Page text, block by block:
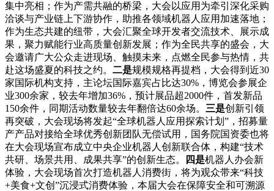
集中亮相；作为产需共融的桥梁，大会以应用为牵引深化采购
洽谈与产业链上下游协作，助推各领域机器人应用加速落地；
作为生态共建的纽带，大会汇聚全球开发者交流技术、展示成
果，聚力赋能行业高质量创新发展；作为全民共享的盛会，大
会邀请广大公众走进现场、触摸未来，点燃全民参与热情，共
赴这场盛夏的科技之约。 二是规模规格再提档，大会得到近30
家国际机构支持，主论坛国际嘉宾占比达30%，博览会参展企
业300余家，较去年增加36%，预计展品超2000件，首发新品
150余件，同期活动数量较去年翻倍达60余场。 三是创新引领
再突破，大会现场将发起“全球机器人应用探索计划”，招募量
产产品对接给全球优秀创新团队无偿试用，国务院国资委也将
在大会现场宣布成立中央企业机器人创新联合体，构建“技术
共研、场景共用、成果共享”的创新生态。
四是机器人办会新
体验，大会现场首次打造机器人消费街，将为观众带来“科技
+美食+文创”沉浸式消费体验，本届大会在保障安全和可溯源